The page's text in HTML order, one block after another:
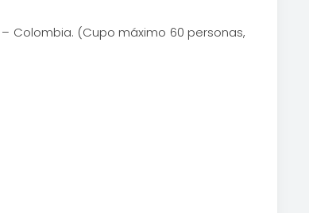
– Colombia. (Cupo máximo 60 personas,